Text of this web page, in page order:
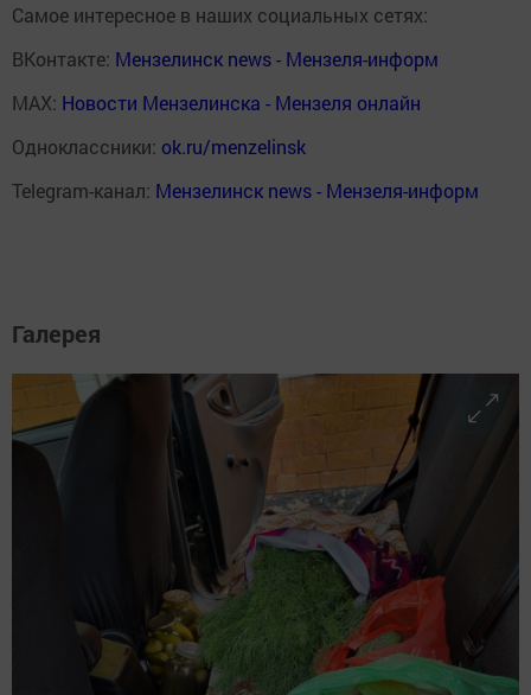
Самое интересное в наших социальных сетях:
ВКонтакте: Мензелинск news - Мензеля-информ
MAX: Новости Мензелинска - Мензеля онлайн
Одноклассники: ok.ru/menzelinsk
Telegram-канал: Мензелинск news - Мензеля-информ
Галерея